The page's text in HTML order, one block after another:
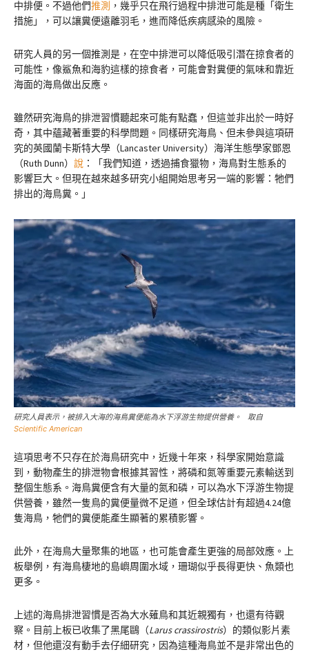
中排便。不過他們推測 ，幾乎只在飛行過程中排泄可能是種「衛生
措施」，可以讓糞便遠離羽毛，進而降低疾病感染的風險。
研究人員的另一個推測是，在空中排泄可以降低吸引潛在掠食者的
可能性，像鯊魚和海豹這樣的掠食者，可能會對糞便的氣味和靠近
海面的海鳥做出反應。
雖然研究海鳥的排泄習慣聽起來可能有點蠢，但這並非出於一時好
奇，其中蘊藏著重要的科學問題。同樣研究海鳥、但未參與這項研
究的英國蘭卡斯特大學（Lancaster University）海洋生態學家鄧恩
（Ruth Dunn） 說 ：「我們知道，透過捕食獵物，海鳥對生態系的
影響巨大。但現在越來越多研究小組開始思考另一端的影響：牠們
排出的海鳥糞。」
研究人員表示，被排入大海的海鳥糞便能為水下浮游生物提供營養。 取自
Scientific American
這項思考不只存在於海鳥研究中，近幾十年來，科學家開始意識
到，動物產生的排泄物會根據其習性，將磷和氮等重要元素輸送到
整個生態系。海鳥糞便含有大量的氮和磷，可以為水下浮游生物提
供營養，雖然一隻鳥的糞便量微不足道，但全球估計有超過4.24億
隻海鳥，牠們的糞便能產生顯著的累積影響。
此外，在海鳥大量聚集的地區，也可能會產生更強的局部效應。上
板舉例，有海鳥棲地的島嶼周圍水域，珊瑚似乎長得更快、魚類也
更多。
上述的海鳥排泄習慣是否為大水薙鳥和其近親獨有，也還有待觀
察。目前上板已收集了黑尾鷗（Larus crassirostris）的類似影片素
材，但他還沒有動手去仔細研究，因為這種海鳥並不是非常出色的